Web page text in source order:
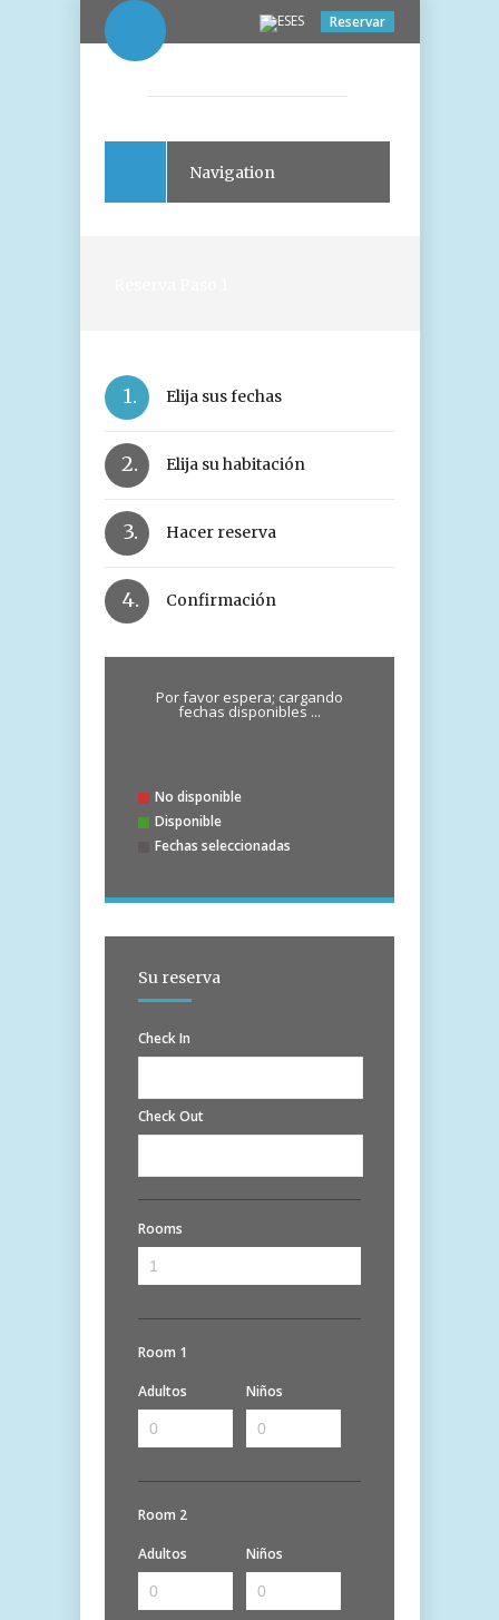
Reservar
ES
Navigation
1. Elija sus fechas
2. Elija su habitación
3. Hacer reserva
4. Confirmación
Por favor espera; cargando
fechas disponibles ...
No disponible
Disponible
Fechas seleccionadas
Su reserva
Check In
Check Out
Rooms
Room 1
Adultos Niños
Room 2
Adultos Niños